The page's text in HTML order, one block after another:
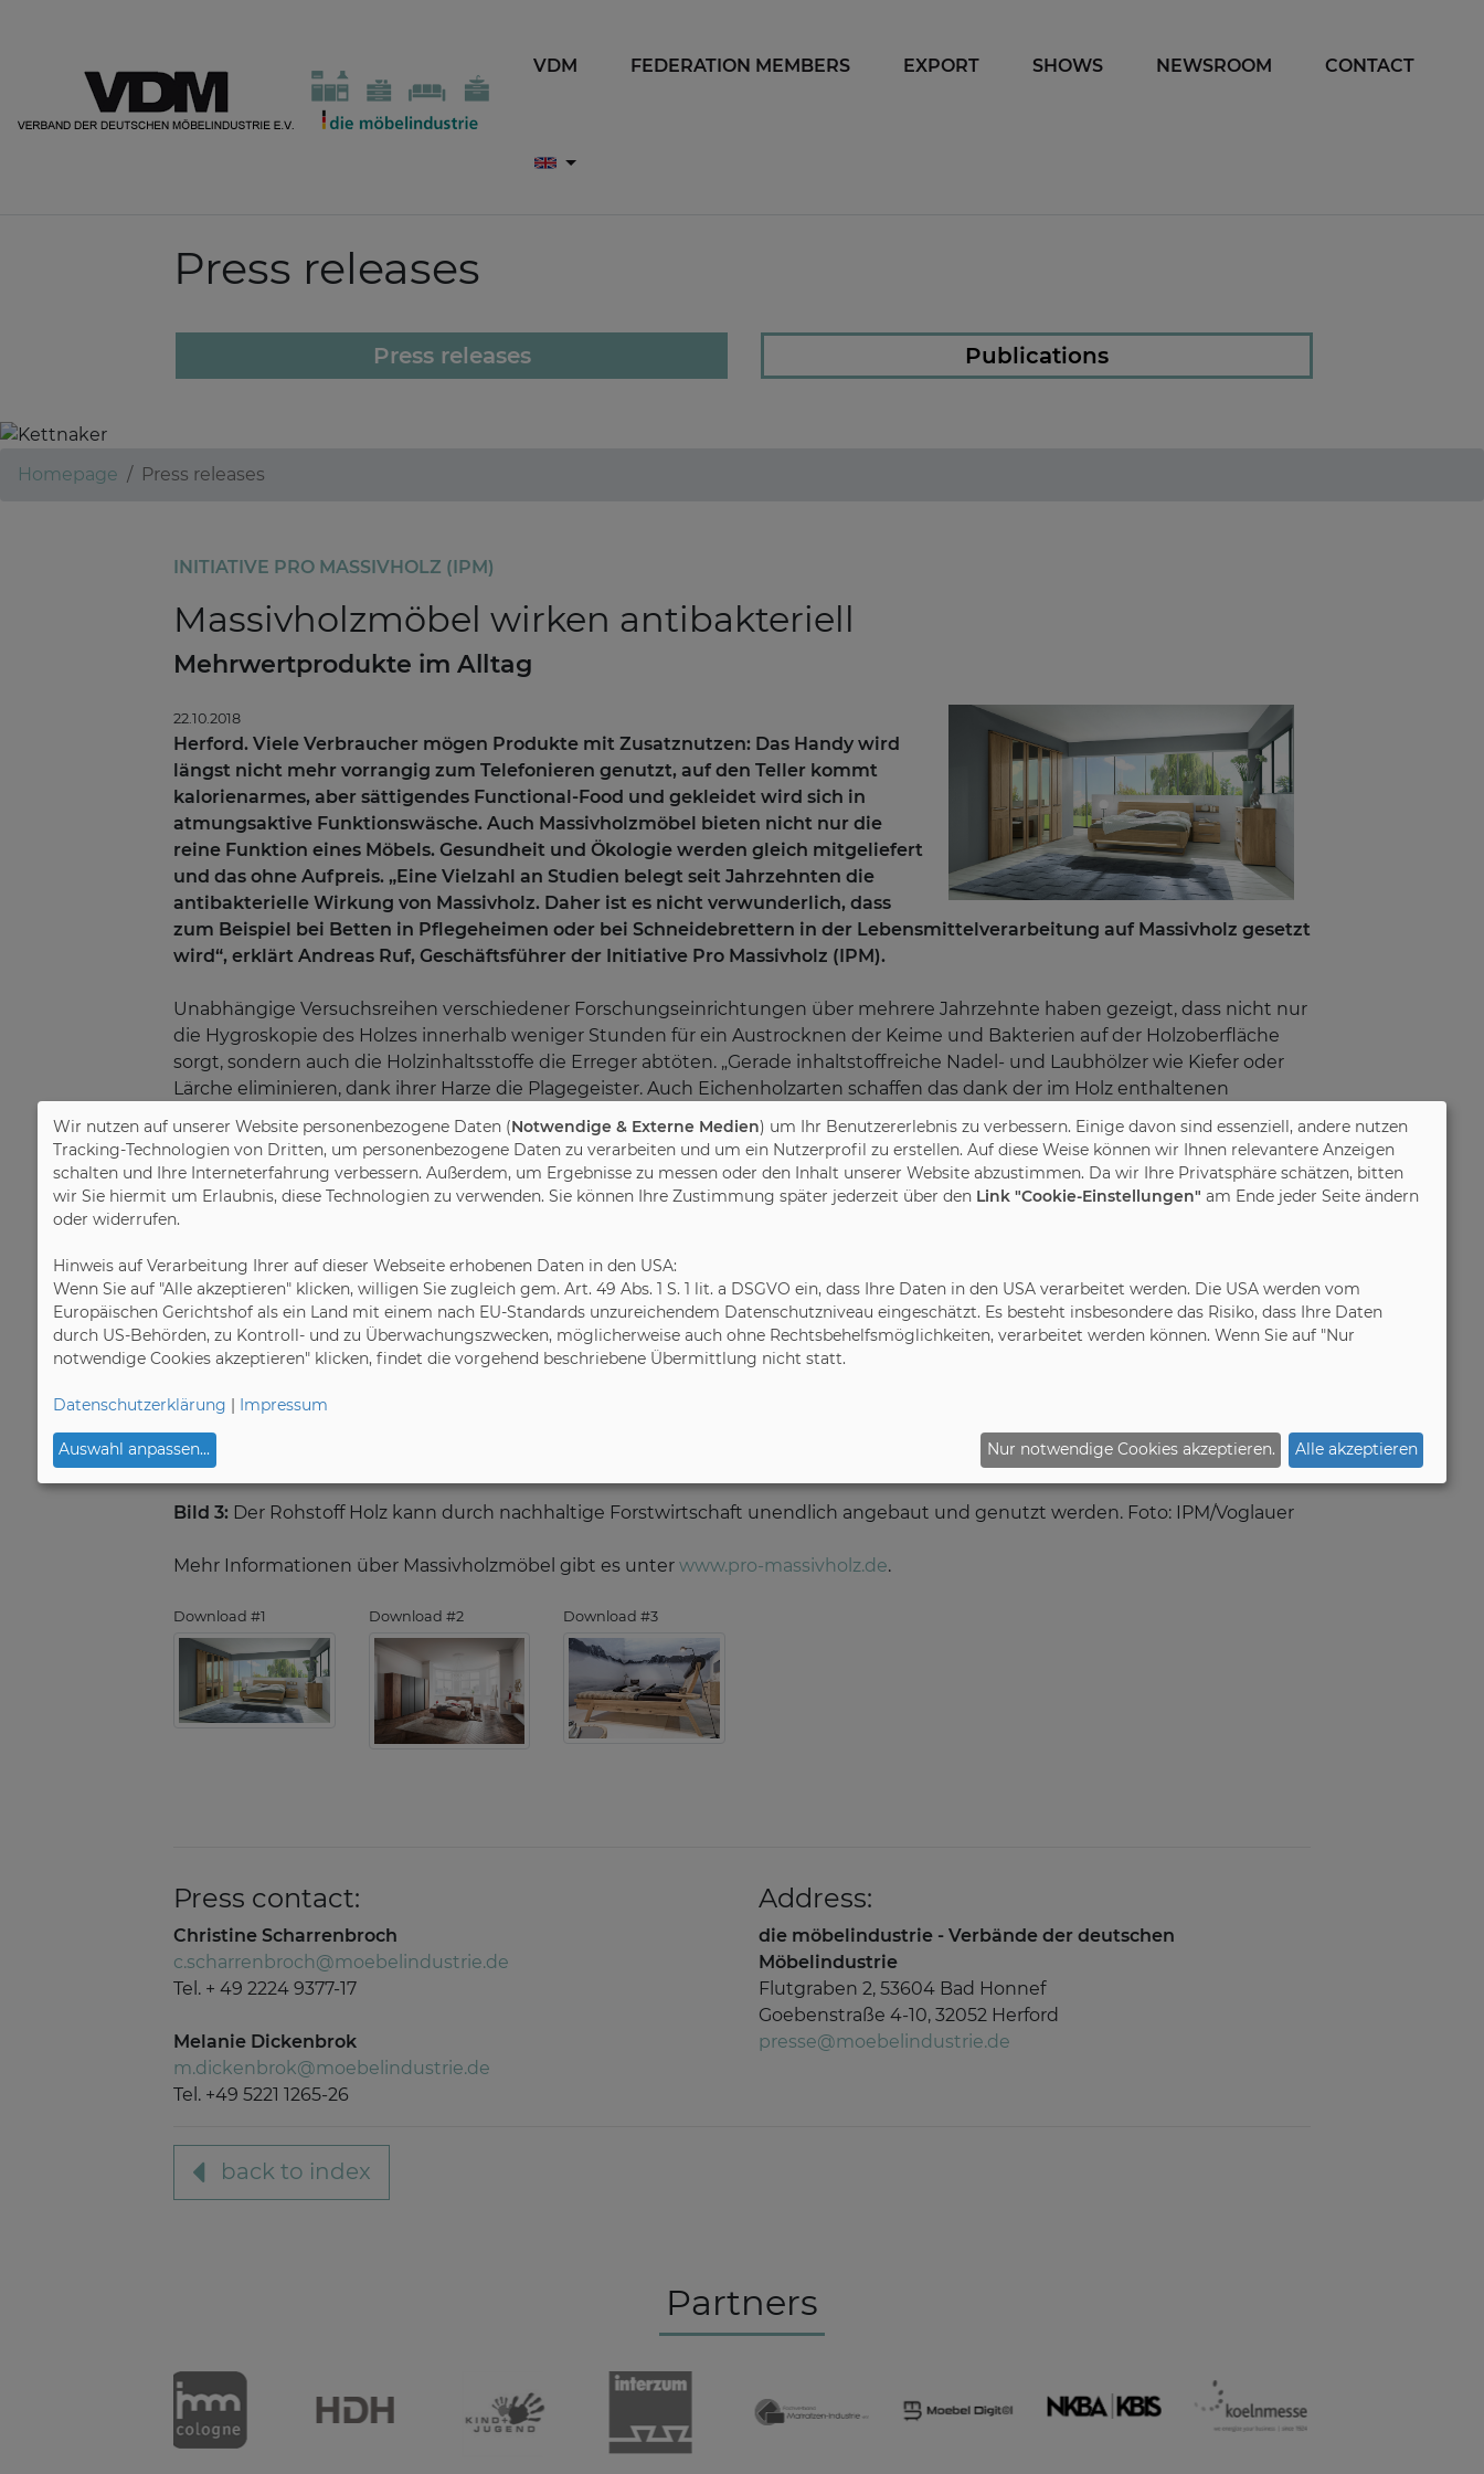
VDM FEDERATION MEMBERS EXPORT SHOWS NEWSROOM CONTACT
Press releases
Press releases Publications
Homepage Press releases
INITIATIVE PRO MASSIVHOLZ (IPM)
Massivholzmöbel wirken antibakteriell
Mehrwertprodukte im Alltag
22.10.2018
Herford. Viele Verbraucher mögen Produkte mit Zusatznutzen: Das Handy wird
längst nicht mehr vorrangig zum Telefonieren genutzt, auf den Teller kommt
kalorienarmes, aber sättigendes Functional-Food und gekleidet wird sich in
atmungsaktive Funktionswäsche. Auch Massivholzmöbel bieten nicht nur die
reine Funktion eines Möbels. Gesundheit und Ökologie werden gleich mitgeliefert
und das ohne Aufpreis. „Eine Vielzahl an Studien belegt seit Jahrzehnten die
antibakterielle Wirkung von Massivholz. Daher ist es nicht verwunderlich, dass
zum Beispiel bei Betten in Pflegeheimen oder bei Schneidebrettern in der Lebensmittelverarbeitung auf Massivholz gesetzt
wird“, erklärt Andreas Ruf, Geschäftsführer der Initiative Pro Massivholz (IPM).
Unabhängige Versuchsreihen verschiedener Forschungseinrichtungen über mehrere Jahrzehnte haben gezeigt, dass nicht nur
die Hygroskopie des Holzes innerhalb weniger Stunden für ein Austrocknen der Keime und Bakterien auf der Holzoberfläche
sorgt, sondern auch die Holzinhaltsstoffe die Erreger abtöten. „Gerade inhaltstoffreiche Nadel- und Laubhölzer wie Kiefer oder
Lärche eliminieren, dank ihrer Harze die Plagegeister. Auch Eichenholzarten schaffen das dank der im Holz enthaltenen
müssen, sorgt Holz ganz natürlich für diesen Vorgang“, so der Geschäftsführer. Auch im privaten Umfeld kann diese besondere
Eigenschaft zum Tragen kommen. Die antibakterielle Wirkung auf Oberflächen in der Küche oder bei Massivholzbetten ist
prädestiniert für solche Aufgaben. Zudem sind Massivholzmöbel besonders robust und gleichzeitig mikroelastisch, was für eine
lange Nutzungsdauer spricht. Es finden sich aber noch weitere Vorteile bei Massivholzmöbeln, wie beispielsweise die Ökologie:
klimaschädliches Kohlenstoffdioxid während seiner Nutzungsdauer und verursacht bei der Herstellung und Weiterverarbeitung
keine zusätzlichen Treibhausgasemissionen wie etwa fossile Werkstoffe. Daher sollten nicht nur Naturfans auf Massivholzmöbel
setzen, sondern auch Verbraucher, die sich einen Mehrwert von ihren Produkten wünschen“, schließt Ruf. IPM/RS
Bild 2:
Die Hygroskopie des Holzes sorgt innerhalb weniger Stunden für ein Austrocknen von Keimen und Bakterien auf der
Holzoberfläche. Foto: IPM/Thielemeyer
Bild 3: Der Rohstoff Holz kann durch nachhaltige Forstwirtschaft unendlich angebaut und genutzt werden. Foto: IPM/Voglauer
Mehr Informationen über Massivholzmöbel gibt es unter www.pro-massivholz.de.
Download #1 Download #2 Download #3
Press contact:
Christine Scharrenbroch
c.scharrenbroch@moebelindustrie.de
Tel. + 49 2224 9377-17
Melanie Dickenbrok
m.dickenbrok@moebelindustrie.de
Tel. +49 5221 1265-26
Address:
die möbelindustrie - Verbände der deutschen
Möbelindustrie
Flutgraben 2, 53604 Bad Honnef
Goebenstraße 4-10, 32052 Herford
presse@moebelindustrie.de
back to index
Partners
Wir nutzen auf unserer Website personenbezogene Daten (Notwendige & Externe Medien) um Ihr Benutzererlebnis zu verbessern. Einige davon sind essenziell, andere nutzen
Tracking-Technologien von Dritten, um personenbezogene Daten zu verarbeiten und um ein Nutzerprofil zu erstellen. Auf diese Weise können wir Ihnen relevantere Anzeigen
schalten und Ihre Interneterfahrung verbessern. Außerdem, um Ergebnisse zu messen oder den Inhalt unserer Website abzustimmen. Da wir Ihre Privatsphäre schätzen, bitten
wir Sie hiermit um Erlaubnis, diese Technologien zu verwenden. Sie können Ihre Zustimmung später jederzeit über den Link "Cookie-Einstellungen" am Ende jeder Seite ändern
oder widerrufen.
Hinweis auf Verarbeitung Ihrer auf dieser Webseite erhobenen Daten in den USA:
Wenn Sie auf "Alle akzeptieren" klicken, willigen Sie zugleich gem. Art. 49 Abs. 1 S. 1 lit. a DSGVO ein, dass Ihre Daten in den USA verarbeitet werden. Die USA werden vom
Europäischen Gerichtshof als ein Land mit einem nach EU-Standards unzureichendem Datenschutzniveau eingeschätzt. Es besteht insbesondere das Risiko, dass Ihre Daten
durch US-Behörden, zu Kontroll- und zu Überwachungszwecken, möglicherweise auch ohne Rechtsbehelfsmöglichkeiten, verarbeitet werden können. Wenn Sie auf "Nur
notwendige Cookies akzeptieren" klicken, findet die vorgehend beschriebene Übermittlung nicht statt.
Datenschutzerklärung | Impressum
Auswahl anpassen... Nur notwendige Cookies akzeptieren. Alle akzeptieren